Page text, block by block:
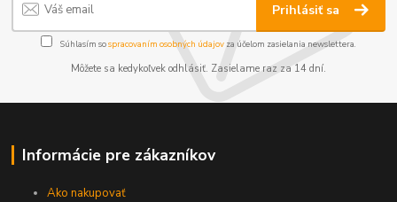
Prihlásiť sa
Súhlasím sospracovaním osobných údajov za účelom zasielania newslettera.
Môžete sa kedykoľvek odhlásiť. Zasielame raz za 14 dní.
Informácie pre zákazníkov
Ako nakupovať